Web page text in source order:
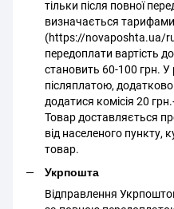
тільки після повної
визначається тарифами
(https://novaposhta.ua/
передоплати вартість
становить 60-100 грн. У
післяплатою,
додатися комісія 20
Товар доставляється
від населеного пункту,
товар.
Укрпошта
Відправлення